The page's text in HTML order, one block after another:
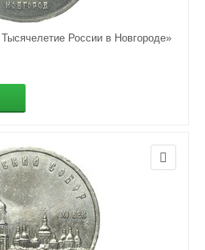
России в Новгороде»